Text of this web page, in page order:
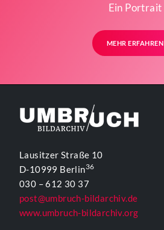
Ein Portrait
MEHR ERFAHREN
Lausitzer Straße 10
D-10999 Berlin36
030 – 612 30 37
post@umbruch-bildarchiv.de
www.umbruch-bildarchiv.org